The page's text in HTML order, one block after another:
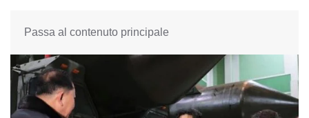
Passa al contenuto principale